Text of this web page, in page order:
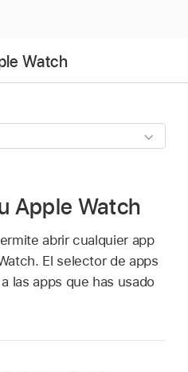
Watch
Apple Watch
abrir cualquier app
El selector de apps
las apps que has usado